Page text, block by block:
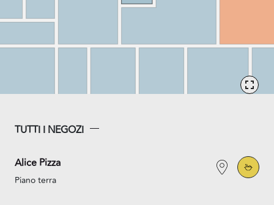
TUTTI I NEGOZI
Alice Pizza
Piano terra